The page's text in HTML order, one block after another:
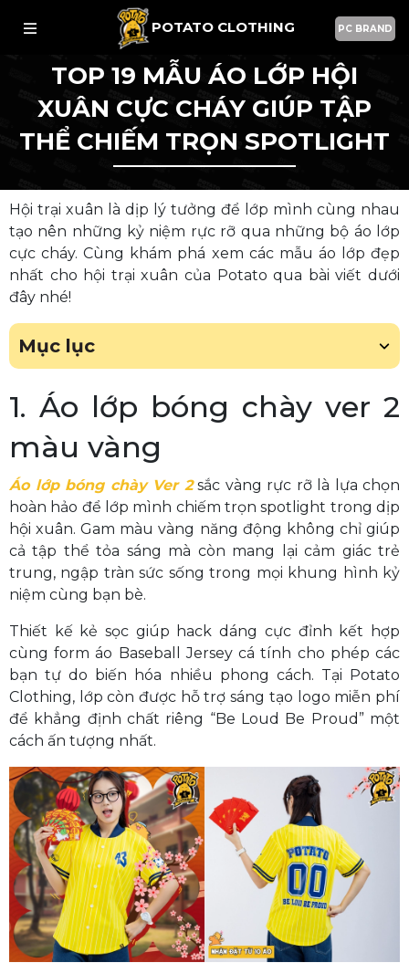
POTATO CLOTHING PC BRAND
TOP 19 MẪU ÁO LỚP HỘI
XUÂN CỰC CHÁY GIÚP TẬP
THỂ CHIẾM TRỌN SPOTLIGHT
Hội trại xuân là dịp lý tưởng để lớp mình cùng nhau
tạo nên những kỷ niệm rực rỡ qua những bộ áo lớp
cực cháy. Cùng khám phá xem các mẫu áo lớp đẹp
nhất cho hội trại xuân của Potato qua bài viết dưới
đây nhé!
Mục lục
1. Áo lớp bóng chày ver 2
màu vàng
Áo lớp bóng chày Ver 2sắc vàng rực rỡ là lựa chọn
hoàn hảo để lớp mình chiếm trọn spotlight trong dịp
hội xuân. Gam màu vàng năng động không chỉ giúp
cả tập thể tỏa sáng mà còn mang lại cảm giác trẻ
trung, ngập tràn sức sống trong mọi khung hình kỷ
niệm cùng bạn bè.
Thiết kế kẻ sọc giúp hack dáng cực đỉnh kết hợp
cùng form áo Baseball Jersey cá tính cho phép các
bạn tự do biến hóa nhiều phong cách. Tại Potato
Clothing, lớp còn được hỗ trợ sáng tạo logo miễn phí
để khẳng định chất riêng “Be Loud Be Proud” một
cách ấn tượng nhất.